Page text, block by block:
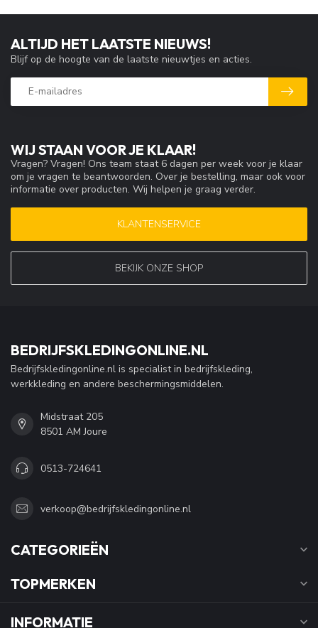
WIJ STAAN VOOR JE KLAAR!
Vragen? Vragen! Ons team staat 6 dagen per week voor je klaar
om je vragen te beantwoorden. Over je bestelling, maar ook voor
informatie over producten. Wij helpen je graag verder.
KLANTENSERVICE
BEKIJK ONZE SHOP
ALTIJD HET LAATSTE NIEUWS!
Blijf op de hoogte van de laatste nieuwtjes en acties.
BEDRIJFSKLEDINGONLINE.NL
Bedrijfskledingonline.nl is specialist in bedrijfskleding,
werkkleding en andere beschermingsmiddelen.
Midstraat 205
8501 AM Joure
0513-724641
verkoop@bedrijfskledingonline.nl
CATEGORIEËN
TOPMERKEN
INFORMATIE